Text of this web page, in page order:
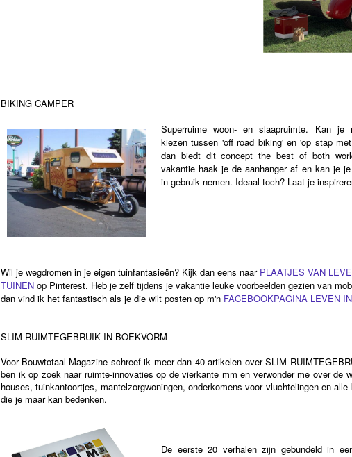
BIKING CAMPER
Superruime woon- en slaapruimte. Kan je
kiezen tussen 'off road biking' en 'op stap
dan biedt dit concept the best of both
vakantie haak je de aanhanger af en kan je
in gebruik nemen. Ideaal toch? Laat je
Wil je wegdromen in je eigen tuinfantasieën? Kijk dan eens naar PLAATJES VAN
TUINEN op Pinterest. Heb je zelf tijdens je vakantie leuke voorbeelden gezien van
dan vind ik het fantastisch als je die wilt posten op m'n FACEBOOKPAGINA LEVEN
SLIM RUIMTEGEBRUIK IN BOEKVORM
Voor Bouwtotaal-Magazine schreef ik meer dan 40 artikelen over SLIM
ben ik op zoek naar ruimte-innovaties op de vierkante mm en verwonder me over de
houses, tuinkantoortjes, mantelzorgwoningen, onderkomens voor vluchtelingen en alle
die je maar kan bedenken.
De eerste 20 verhalen zijn gebundeld in